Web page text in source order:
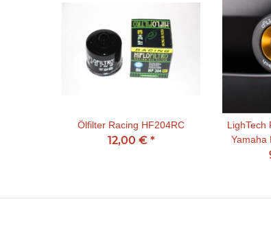
Ölfilter Racing HF204RC
12,00 € *
LighTech
Yamaha
R1-